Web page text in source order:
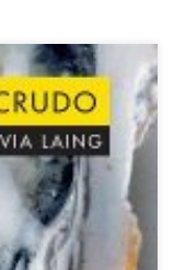
de los mejores
Crudo, de Olivia
Alpha Decay. En